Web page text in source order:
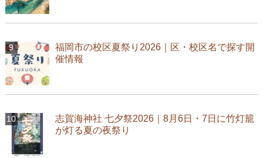
福岡市の校区夏祭り2026｜区・校区名で探す開
催情報
志賀海神社 七夕祭2026｜8月6日・7日に竹灯籠
が灯る夏の夜祭り